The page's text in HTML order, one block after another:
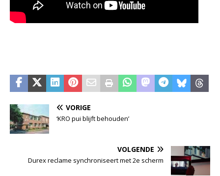
VORIGE
‘KRO pui blijft behouden’
VOLGENDE
Durex reclame synchroniseert met 2e scherm